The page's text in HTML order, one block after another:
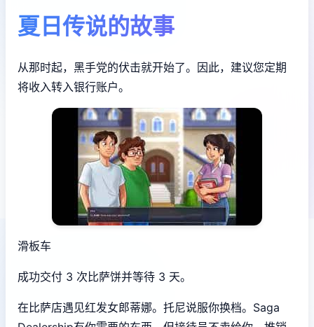
夏日传说的故事
从那时起，黑手党的伏击就开始了。因此，建议您定期
将收入转入银行账户。
滑板车
成功交付 3 次比萨饼并等待 3 天。
在比萨店遇见红发女郎蒂娜。托尼说服你换档。Saga